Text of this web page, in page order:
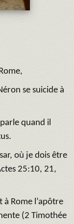
se suicide à
quand il
où je dois être
25:10, 21,
à Rome l’apôtre
(2 Timothée